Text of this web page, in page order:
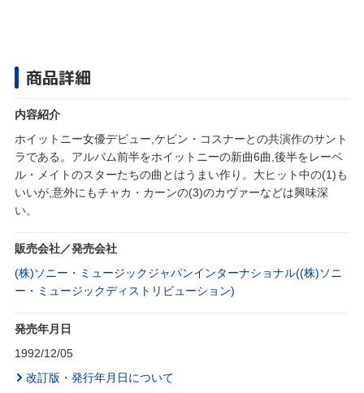
商品詳細
内容紹介
ホイットニー女優デビュー,ケビン・コスナーとの共演作のサント
ラである。アルバム前半をホイットニーの新曲6曲,後半をレーベ
ル・メイトのスターたちの曲とはうまい作り。大ヒット中の(1)も
いいが,意外にもチャカ・カーンの(3)のカヴァーなどは興味深
い。
販売会社／発売会社
(株)ソニー・ミュージックジャパンインターナショナル((株)ソニ
ー・ミュージックディストリビューション)
発売年月日
1992/12/05
改訂版・発行年月日について